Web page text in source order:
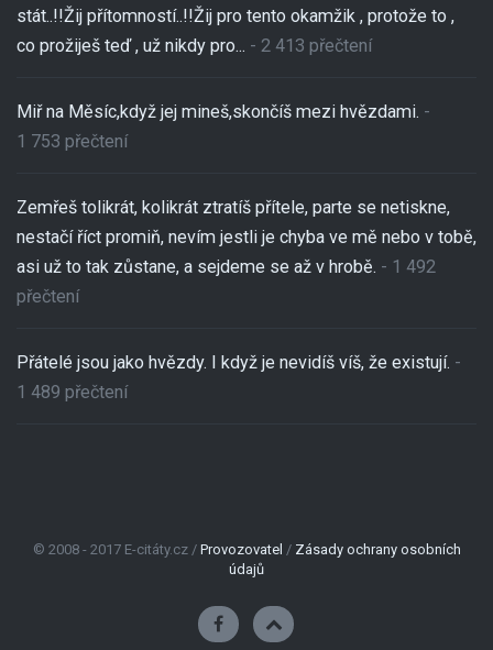
stát..!!Žij přítomností..!!Žij pro tento okamžik , protože to ,
co prožiješ teď , už nikdy pro... - 2 413 přečtení
Miř na Měsíc,když jej mineš,skončíš mezi hvězdami. -
1 753 přečtení
Zemřeš tolikrát, kolikrát ztratíš přítele, parte se netiskne,
nestačí říct promiň, nevím jestli je chyba ve mě nebo v tobě,
asi už to tak zůstane, a sejdeme se až v hrobě. - 1 492
přečtení
Přátelé jsou jako hvězdy. I když je nevidíš víš, že existují. -
1 489 přečtení
© 2008 - 2017 E-citáty.cz / Provozovatel / Zásady ochrany osobních
údajů